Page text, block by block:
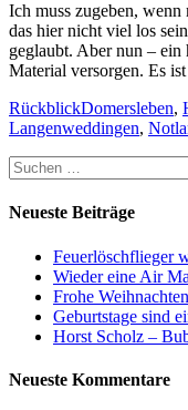
Ich muss zugeben,
das hier nicht viel los
geglaubt. Aber nun –
Material versorgen. Es
Kategorien
RückblickSchlagworte
Domersleben,
Langenweddingen,
Suchen
nach:
Neueste Beiträge
Feuerlöschflieger
Wieder eine Air
Frohe
Geburtstage sind
Horst Scholz –
Neueste Kommentare